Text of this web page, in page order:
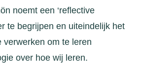
noemt een ‘reflective
te begrijpen en uiteindelijk het
verwerken om te leren
over hoe wij leren.